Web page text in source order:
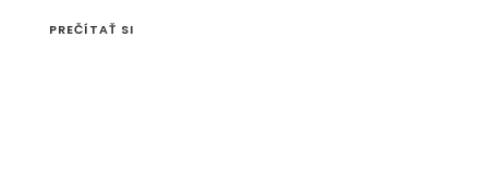
PREČÍTAŤ SI